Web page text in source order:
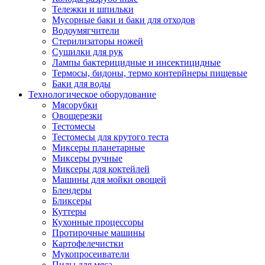
Тележки и шпильки
Мусорные баки и баки для отходов
Водоумягчители
Стерилизаторы ножей
Сушилки для рук
Лампы бактерицидные и инсектицидные
Термосы, бидоны, термо контерйнеры пищевые
Баки для воды
Технологическое оборудование
Мясорубки
Овощерезки
Тестомесы
Тестомесы для крутого теста
Миксеры планетарные
Миксеры ручные
Миксеры для коктейлей
Машины для мойки овощей
Блендеры
Бликсеры
Куттеры
Кухонные процессоры
Протирочные машины
Картофелечистки
Мукопросеиватели